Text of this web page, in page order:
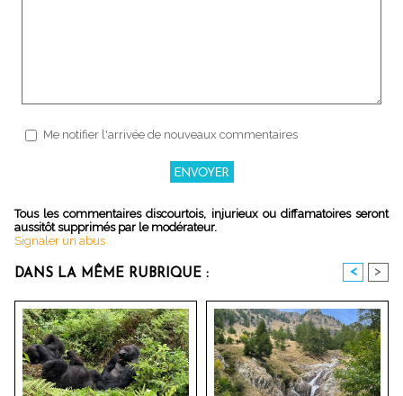
Me notifier l'arrivée de nouveaux commentaires
Tous les commentaires discourtois, injurieux ou diffamatoires seront
aussitôt supprimés par le modérateur.
Signaler un abus
DANS LA MÊME RUBRIQUE : < >